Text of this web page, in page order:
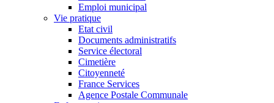
Emploi municipal
Vie pratique
Etat civil
Documents administratifs
Service électoral
Cimetière
Citoyenneté
France Services
Agence Postale Communale